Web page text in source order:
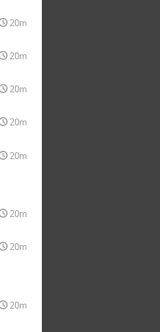
20m
20m
20m
20m
20m
20m
20m
20m